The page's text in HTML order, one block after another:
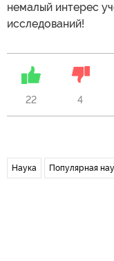
немалый интерес
исследований!
22 4
Наука Популярная